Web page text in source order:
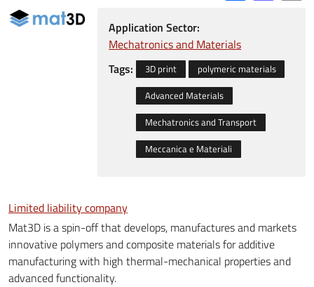
Application Sector:
Mechatronics and Materials
Tags:
3D print
polymeric materials
Advanced Materials
Mechatronics and Transport
Meccanica e Materiali
Limited liability company
Mat3D is a spin-off that develops, manufactures and markets
innovative polymers and composite materials for additive
manufacturing with high thermal-mechanical properties and
advanced functionality.